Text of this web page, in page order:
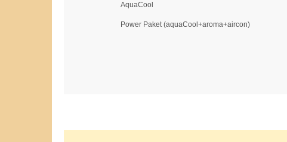
AquaCool
Power Paket (aquaCool+aroma+aircon)